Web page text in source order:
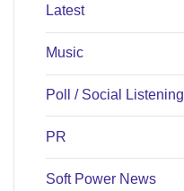
Latest
Music
Poll / Social Listening
PR
Soft Power News